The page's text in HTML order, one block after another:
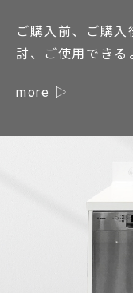
ご購入前、ご購
討、ご使用できる
more